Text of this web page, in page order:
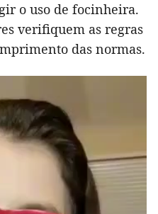
o uso de focinheira.
verifiquem as regras
das normas.